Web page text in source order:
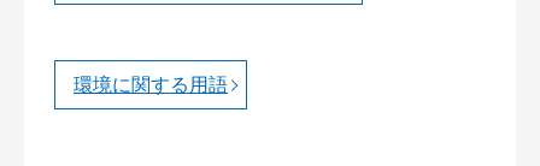
環境に関する用語